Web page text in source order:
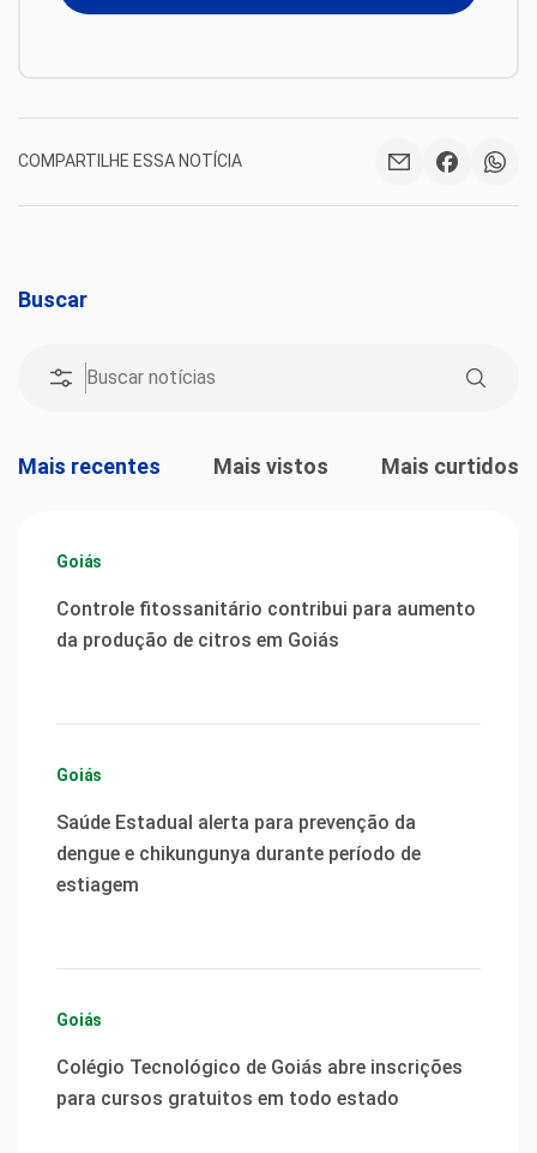
COMPARTILHE ESSA NOTÍCIA
Buscar
Mais recentes Mais vistos Mais curtidos
Goiás
Controle fitossanitário contribui para aumento
da produção de citros em Goiás
Goiás
Saúde Estadual alerta para prevenção da
dengue e chikungunya durante período de
estiagem
Goiás
Colégio Tecnológico de Goiás abre inscrições
para cursos gratuitos em todo estado